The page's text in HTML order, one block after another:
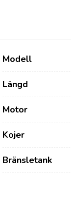
Modell
Längd
Motor
Kojer
Bränsletank